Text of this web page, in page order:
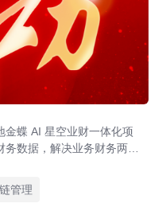
金蝶 AI 星空业财一体化项
数据，解决业务财务两张
管理